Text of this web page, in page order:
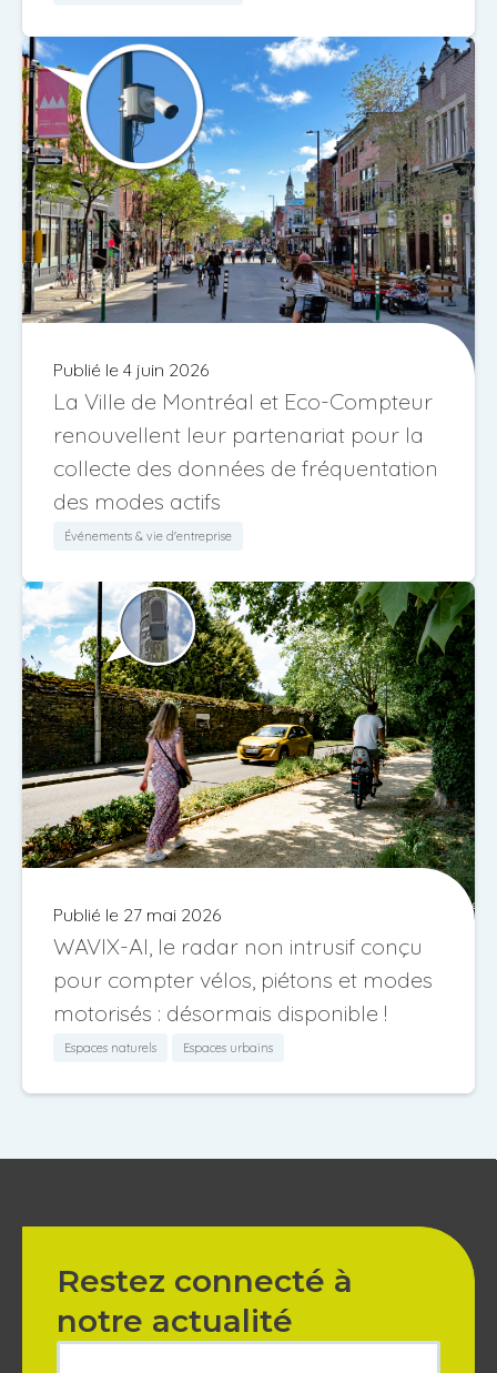
Publié le 4 juin 2026
La Ville de Montréal et Eco-Compteur
renouvellent leur partenariat pour la
collecte des données de fréquentation
des modes actifs
Événements & vie d'entreprise
Publié le 27 mai 2026
WAVIX-AI, le radar non intrusif conçu
pour compter vélos, piétons et modes
motorisés : désormais disponible !
Espaces naturels Espaces urbains
Restez connecté à
notre actualité